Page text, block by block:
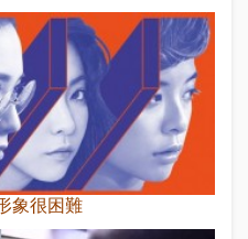
象很困難